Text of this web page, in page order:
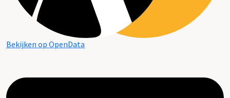
Bekijken op OpenData